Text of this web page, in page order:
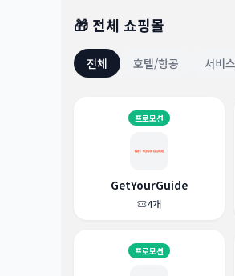
🎁 전체 쇼핑몰
전체 호텔/항공 서비스
프로모션
GetYourGuide
4개
프로모션